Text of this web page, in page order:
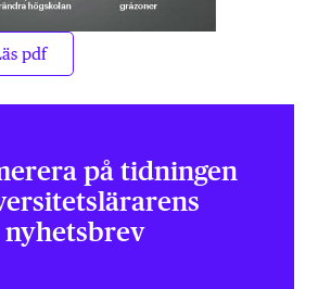
pdf
på tidningen
nyhetsbrev